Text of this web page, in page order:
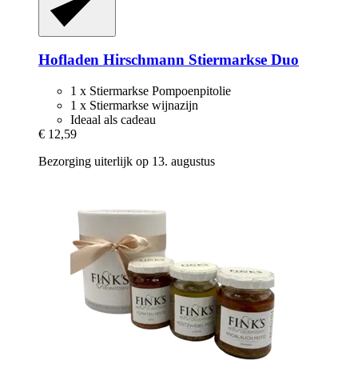
Hofladen Hirschmann Stiermarkse Duo
1 x Stiermarkse Pompoenpitolie
1 x Stiermarkse wijnazijn
Ideaal als cadeau
€ 12,59
Bezorging uiterlijk op 13. augustus